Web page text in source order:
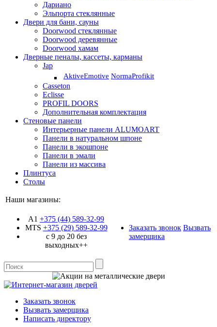
Дариано
Эльпорта стеклянные
Двери для бани, сауны
Doorwood стеклянные
Doorwood деревянные
Doorwood хамам
Дверные пеналы, кассеты, карманы
Jap
AktiveEmotive NormaProfikit
Casseton
Eclisse
PROFIL DOORS
Дополнительная комплектация
Стеновые панели
Интерьерные панели ALUMOART
Панели в натуральном шпоне
Панели в экошпоне
Панели в эмали
Панели из массива
Плинтуса
Столы
Наши магазины:
A1 +375 (44) 589-32-99
MTS +375 (29)589-32-99
с 9 до 20 без
выходных++
Заказать звонок Вызвать
замерщика
Заказать звонок
Вызвать замерщика
Написать директору